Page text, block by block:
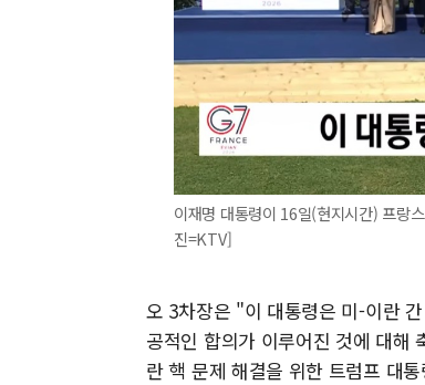
이재명 대통령이 16일(현지시간) 프랑
진=KTV]
오 3차장은 "이 대통령은 미-이란
공적인 합의가 이루어진 것에 대해
란 핵 문제 해결을 위한 트럼프 대